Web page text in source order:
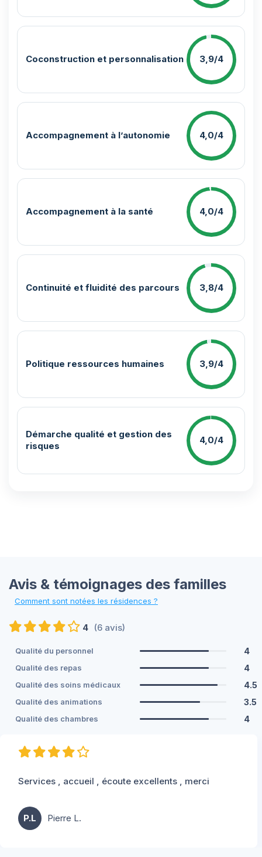
Coconstruction et personnalisation 3,9/4
Accompagnement à l’autonomie 4,0/4
Accompagnement à la santé 4,0/4
Continuité et fluidité des parcours 3,8/4
Politique ressources humaines 3,9/4
Démarche qualité et gestion des
risques
4,0/4
Avis & témoignages des familles
Comment sont notées les résidences ?
4 (6 avis)
Qualité du personnel 4
Qualité des repas 4
Qualité des soins médicaux 4.5
Qualité des animations 3.5
Qualité des chambres 4
Services , accueil , écoute excellents , merci
P.L Pierre L.